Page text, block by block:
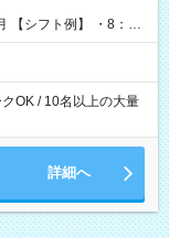
OK / 10名以上の大量
詳細へ